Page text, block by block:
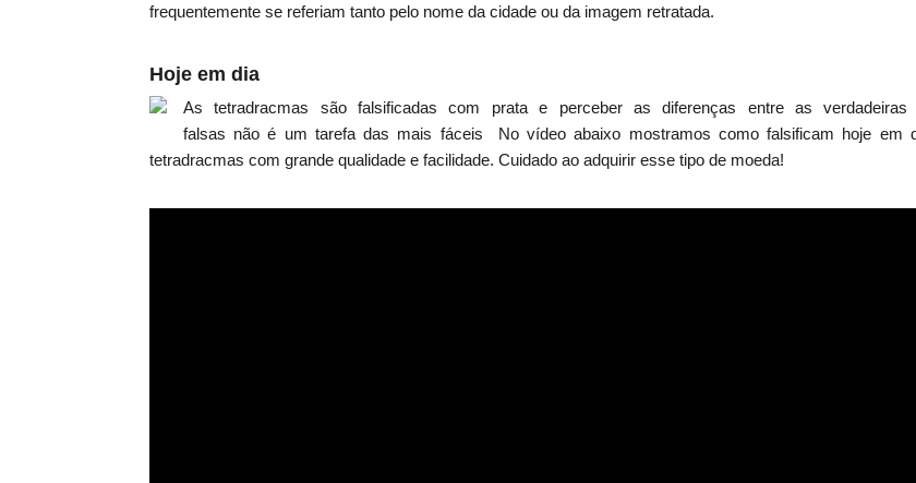
frequentemente se referiam tanto pelo nome da cidade ou da imagem retratada.
Hoje em dia
As tetradracmas sãofalsificadas com prata e perceber asdiferenças entre as
falsas não é um tarefa das mais fáceis Novídeo abaixo mostramos como falsificam hoje em
tetradracmas com grande qualidade e facilidade. Cuidado ao adquirir esse tipo de moeda!